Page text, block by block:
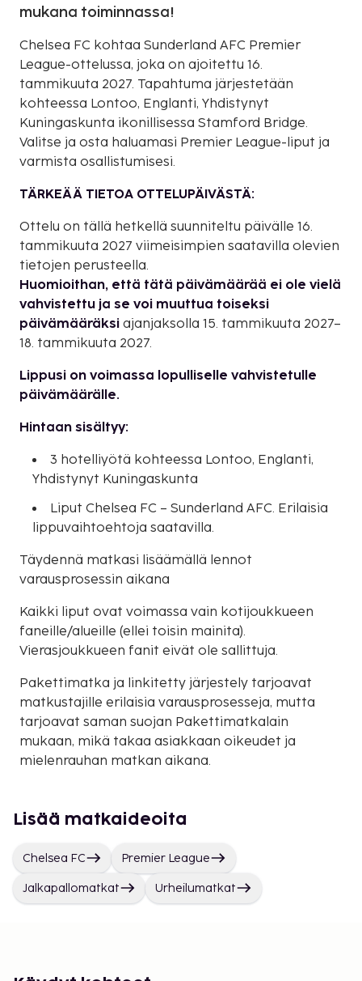
mukana toiminnassa!
Chelsea FC kohtaa Sunderland AFC Premier
League-ottelussa, joka on ajoitettu 16.
tammikuuta 2027. Tapahtuma järjestetään
kohteessa Lontoo, Englanti, Yhdistynyt
Kuningaskunta ikonillisessa Stamford Bridge.
Valitse ja osta haluamasi Premier League-liput ja
varmista osallistumisesi.
TÄRKEÄÄ TIETOA OTTELUPÄIVÄSTÄ:
Ottelu on tällä hetkellä suunniteltu päivälle 16.
tammikuuta 2027 viimeisimpien saatavilla olevien
tietojen perusteella.
Huomioithan, että tätä päivämäärää ei ole vielä
vahvistettu ja se voi muuttua toiseksi
päivämääräksi ajanjaksolla 15. tammikuuta 2027–
18. tammikuuta 2027.
Lippusi on voimassa lopulliselle vahvistetulle
päivämäärälle.
Hintaan sisältyy:
3 hotelliyötä kohteessa Lontoo, Englanti,
Yhdistynyt Kuningaskunta
Liput Chelsea FC – Sunderland AFC. Erilaisia
lippuvaihtoehtoja saatavilla.
Täydennä matkasi lisäämällä lennot
varausprosessin aikana
Kaikki liput ovat voimassa vain kotijoukkueen
faneille/alueille (ellei toisin mainita).
Vierasjoukkueen fanit eivät ole sallittuja.
Pakettimatka ja linkitetty järjestely tarjoavat
matkustajille erilaisia varausprosesseja, mutta
tarjoavat saman suojan Pakettimatkalain
mukaan, mikä takaa asiakkaan oikeudet ja
mielenrauhan matkan aikana.
Lisää matkaideoita
Chelsea FC Premier League
Jalkapallomatkat Urheilumatkat